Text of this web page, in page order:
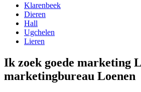
Klarenbeek
Dieren
Hall
Ugchelen
Lieren
Ik zoek goede marketing
marketingbureau Loenen